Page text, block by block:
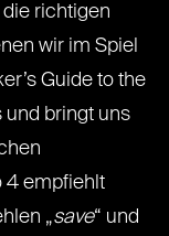
richtigen
wir im Spiel
Guide to the
und bringt uns
4 empfiehlt
„save“ und